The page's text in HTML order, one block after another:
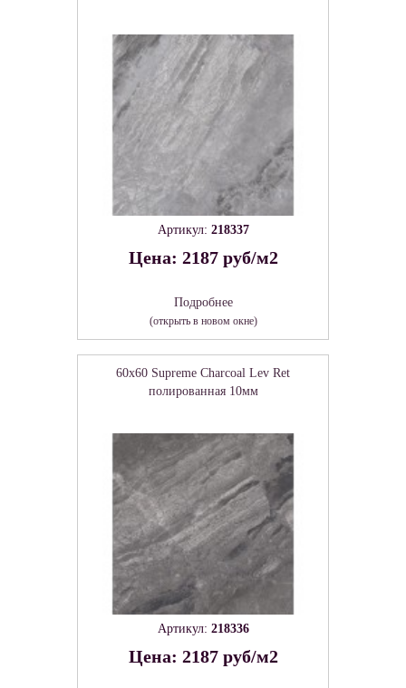
Артикул: 218337
Цена: 2187 руб/м2
Подробнее
(открыть в новом окне)
60x60 Supreme Charcoal Lev Ret
полированная 10мм
Артикул: 218336
Цена: 2187 руб/м2